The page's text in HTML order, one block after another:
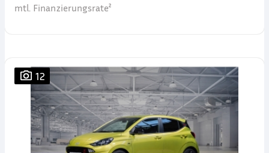
mtl. Finanzierungsrate²
12